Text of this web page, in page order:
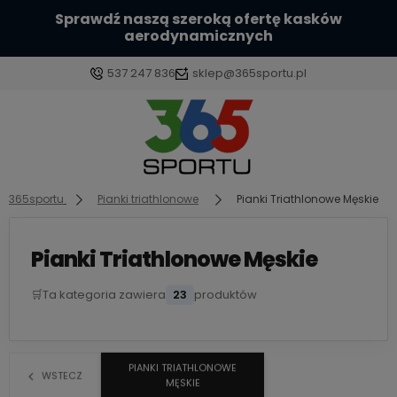
Sprawdź naszą szeroką ofertę kasków
aerodynamicznych
537 247 836 sklep@365sportu.pl
Zaloguj się
Załóż konto
Wybierz coś dla siebie z naszej aktualnej oferty lub
365sportu Pianki triathlonowe Pianki Triathlonowe Męskie
Pianki Triathlonowe Męskie
🛒Ta kategoria zawiera 23 produktów
WSTECZ
PIANKI TRIATHLONOWE
MĘSKIE